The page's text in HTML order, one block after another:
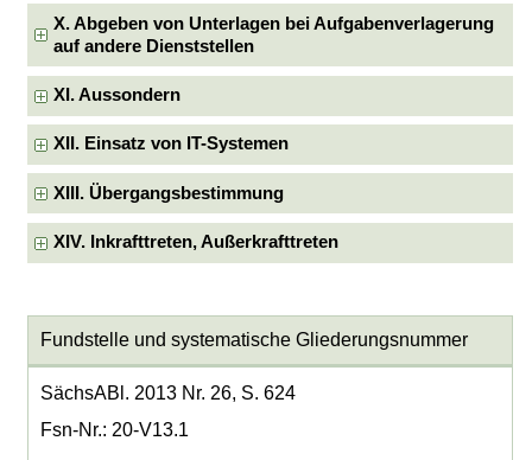
X. Abgeben von Unterlagen bei Aufgabenverlagerung
auf andere Dienststellen
XI. Aussondern
XII. Einsatz von IT-Systemen
XIII. Übergangsbestimmung
XIV. Inkrafttreten, Außerkrafttreten
Fundstelle und systematische Gliederungsnummer
SächsABl. 2013 Nr. 26, S. 624
Fsn-Nr.: 20-V13.1